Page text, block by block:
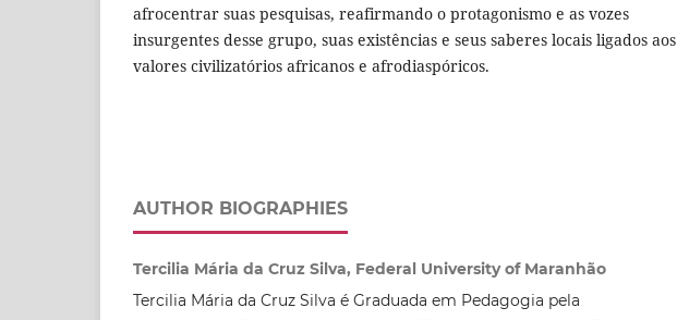
afrocentrar suas pesquisas, reafirmando o protagonismo e as vozes
insurgentes desse grupo, suas existências e seus saberes locais ligados aos
valores civilizatórios africanos e afrodiaspóricos.
AUTHOR BIOGRAPHIES
Tercilia Mária da Cruz Silva, Federal University of Maranhão
Tercilia Mária da Cruz Silva é Graduada em Pedagogia pela